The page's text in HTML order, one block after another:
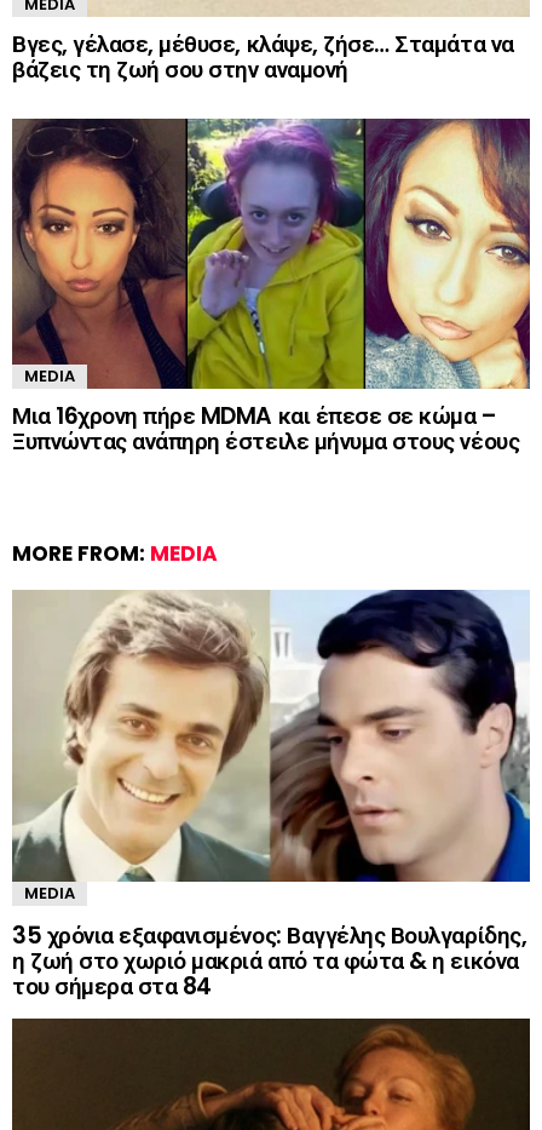
Βγες, γέλασε, μέθυσε, κλάψε, ζήσε… Σταμάτα να
βάζεις τη ζωή σου στην αναμονή
MEDIA
Μια 16χρονη πήρε MDMA και έπεσε σε κώμα –
Ξυπνώντας ανάπηρη έστειλε μήνυμα στους νέους
MORE FROM: MEDIA
MEDIA
35 χρόνια εξαφανισμένος: Βαγγέλης Βουλγαρίδης,
η ζωή στο χωριό μακριά από τα φώτα & η εικόνα
του σήμερα στα 84